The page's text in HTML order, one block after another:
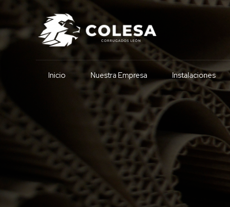
Inicio Nuestra Empresa Instalaciones